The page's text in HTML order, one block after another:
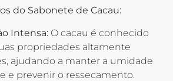
do Sabonete de Cacau:
Intensa:O cacau é conhecido
propriedades altamente
ajudando a manter a umidade
e prevenir o ressecamento.